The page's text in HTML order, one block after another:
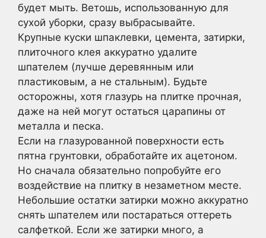
будет мыть. Ветошь, использованную для
сухой уборки, сразу выбрасывайте.
Крупные куски шпаклевки, цемента, затирки,
плиточного клея аккуратно удалите
шпателем (лучше деревянным или
пластиковым, а не стальным). Будьте
осторожны, хотя глазурь на плитке прочная,
даже на ней могут остаться царапины от
металла и песка.
Если на глазурованной поверхности есть
пятна грунтовки, обработайте их ацетоном.
Но сначала обязательно попробуйте его
воздействие на плитку в незаметном месте.
Небольшие остатки затирки можно аккуратно
снять шпателем или постараться оттереть
салфеткой. Если же затирки много, а